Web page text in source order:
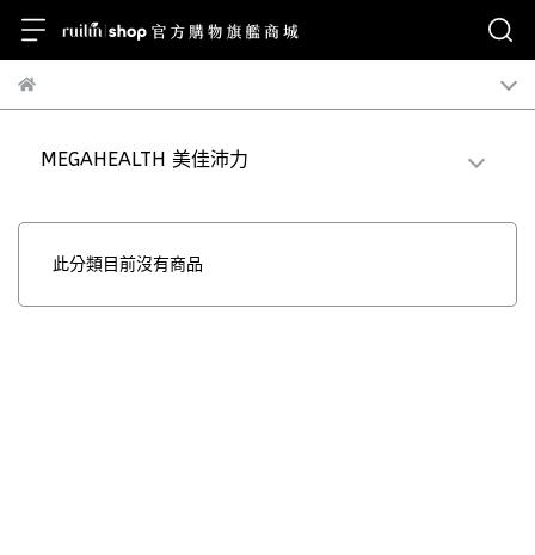
MEGAHEALTH 美佳沛力
此分類目前沒有商品